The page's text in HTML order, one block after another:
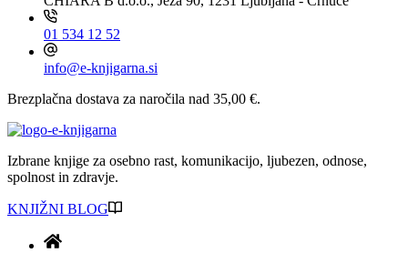
01 534 12 52
info@e-knjigarna.si
Brezplačna dostava za naročila nad 35,00 €.
Izbrane knjige za osebno rast, komunikacijo, ljubezen, odnose,
spolnost in zdravje.
KNJIŽNI BLOG